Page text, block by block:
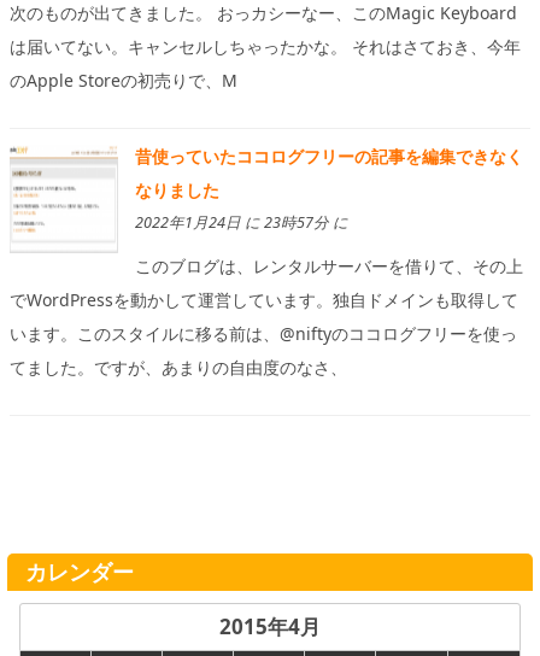
次のものが出てきました。 おっカシーなー、このMagic Keyboard
は届いてない。キャンセルしちゃったかな。 それはさておき、今年
のApple Storeの初売りで、M
昔使っていたココログフリーの記事を編集できなく
なりました
2022年1月24日 に 23時57分 に
このブログは、レンタルサーバーを借りて、その上
でWordPressを動かして運営しています。独自ドメインも取得して
います。このスタイルに移る前は、@niftyのココログフリーを使っ
てました。ですが、あまりの自由度のなさ、
カレンダー
2015年4月